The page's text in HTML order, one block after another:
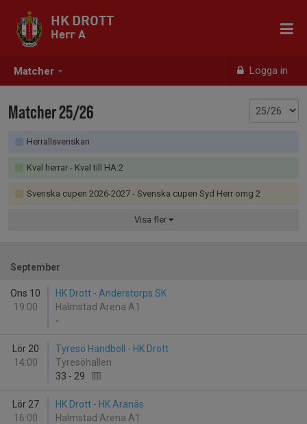
Matcher Logga in
HK DROTT
Herr A
Matcher 25/26
Herrallsvenskan
Kval herrar - Kval till HA:2
Svenska cupen 2026-2027 - Svenska cupen Syd Herr omg 2
Visa fler
September
Ons 10
19:00
HK Drott - Anderstorps SK
Halmstad Arena A1
-
Lör 20
14:00
Tyresö Handboll - HK Drott
Tyresöhallen
33 - 29
Lör 27
16:00
HK Drott - HK Aranäs
Halmstad Arena A1